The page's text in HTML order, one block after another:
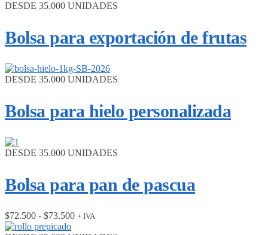
DESDE 35.000 UNIDADES
Bolsa para exportación de frutas
DESDE 35.000 UNIDADES
Bolsa para hielo personalizada
DESDE 35.000 UNIDADES
Bolsa para pan de pascua
$72.500 - $73.500Rango
+ IVA